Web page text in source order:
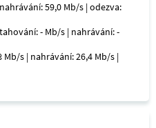
59,0 Mb/s | odezva:
- Mb/s | nahrávání: -
Mb/s | nahrávání: 26,4 Mb/s |